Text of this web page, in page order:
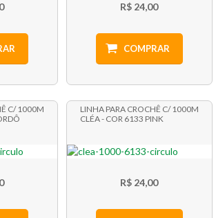
R$ 24,00
COMPRAR
C/ 1000M
LINHA PARA CROCHÊ C/ 1000M
CLÉA - COR 6133 PINK
R$ 24,00